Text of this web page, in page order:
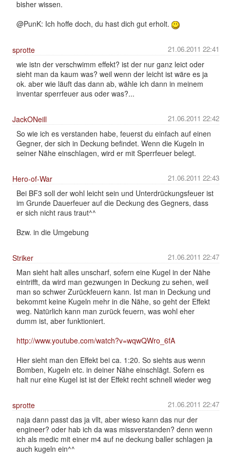
bisher wissen.
@PunK: Ich hoffe doch, du hast dich gut erholt.
21.06.2011 22:41
sprotte
wie istn der verschwimm effekt? ist der nur ganz leict oder
sieht man da kaum was? weil wenn der leicht ist wäre es ja
ok. aber wie läuft das dann ab, wähle ich dann in meinem
inventar sperrfeuer aus oder was?...
21.06.2011 22:42
JackONeill
So wie ich es verstanden habe, feuerst du einfach auf einen
Gegner, der sich in Deckung befindet. Wenn die Kugeln in
seiner Nähe einschlagen, wird er mit Sperrfeuer belegt.
21.06.2011 22:43
Hero-of-War
Bei BF3 soll der wohl leicht sein und Unterdrückungsfeuer ist
im Grunde Dauerfeuer auf die Deckung des Gegners, dass
er sich nicht raus traut^^
Bzw. in die Umgebung
21.06.2011 22:47
Striker
Man sieht halt alles unscharf, sofern eine Kugel in der Nähe
eintrifft, da wird man gezwungen in Deckung zu sehen, weil
man so schwer Zurückfeuern kann. Ist man in Deckung und
bekommt keine Kugeln mehr in die Nähe, so geht der Effekt
weg. Natürlich kann man zurück feuern, was wohl eher
dumm ist, aber funktioniert.
http://www.youtube.com/watch?v=wqwQWro_6fA
Hier sieht man den Effekt bei ca. 1:20. So siehts aus wenn
Bomben, Kugeln etc. in deiner Nähe einschlägt. Sofern es
halt nur eine Kugel ist ist der Effekt recht schnell wieder weg
21.06.2011 22:47
sprotte
naja dann passt das ja vllt, aber wieso kann das nur der
engineer? oder hab ich da was missverstanden? denn wenn
ich als medic mit einer m4 auf ne deckung baller schlagen ja
auch kugeln ein^^